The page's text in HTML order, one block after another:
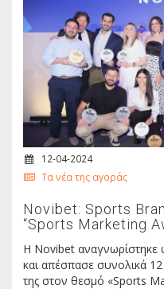
12-04-2024
Τα νέα της αγοράς
Novibet: Sports
“Sports Marketing
Η Νοvibet αναγνωρίστηκε
και απέσπασε συνολικά
της στον θεσμό «Sports